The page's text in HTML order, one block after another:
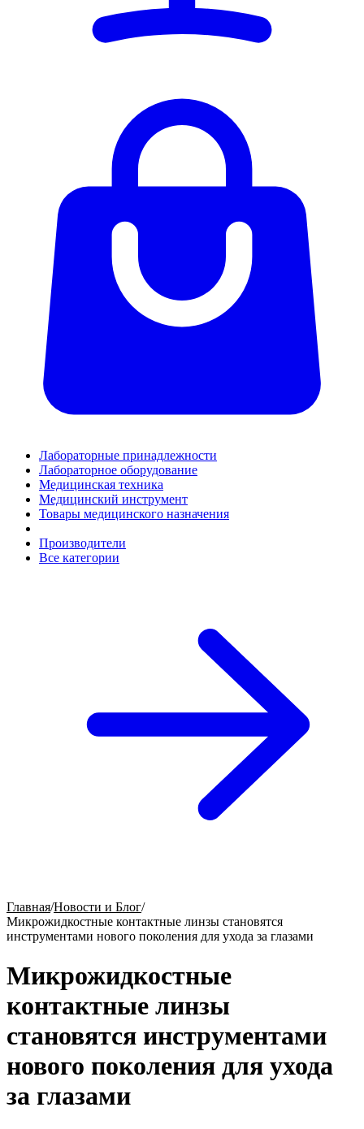
Лабораторные принадлежности
Лабораторное оборудование
Медицинская техника
Медицинский инструмент
Товары медицинского назначения
Производители
Все категории
Главная/Новости и Блог/
Микрожидкостные контактные линзы становятся
инструментами нового поколения для ухода за глазами
Микрожидкостные
контактные линзы
становятся инструментами
нового поколения для ухода
за глазами